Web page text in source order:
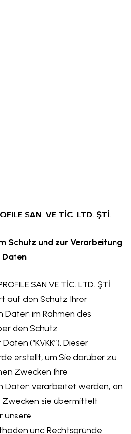
SAN. VE TİC. LTD. ŞTİ.
Schutz und zur Verarbeitung
Daten
SAN VE TİC. LTD. ŞTİ.
auf den Schutz Ihrer
im Rahmen des
den Schutz
(“KVKK”). Dieser
erstellt, um Sie darüber zu
Zwecken Ihre
Daten verarbeitet werden, an
sie übermittelt
unsere
und Rechtsgründe